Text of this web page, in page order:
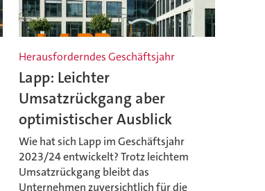
Herausforderndes Geschäftsjahr
Lapp: Leichter
Umsatzrückgang aber
optimistischer Ausblick
Wie hat sich Lapp im Geschäftsjahr
2023/24 entwickelt? Trotz leichtem
Umsatzrückgang bleibt das
Unternehmen zuversichtlich für die